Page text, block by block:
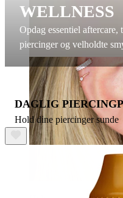
WELLNESS
Opdag essentiel
piercinger og velholdte
DAGLIG
Hold dine piercinger sunde